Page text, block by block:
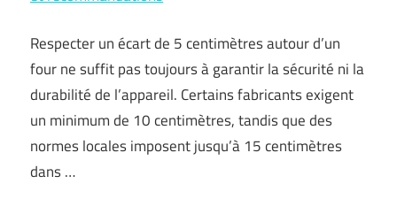
Respecter un écart de 5 centimètres autour d’un
four ne suffit pas toujours à garantir la sécurité ni la
durabilité de l’appareil. Certains fabricants exigent
un minimum de 10 centimètres, tandis que des
normes locales imposent jusqu’à 15 centimètres
dans …